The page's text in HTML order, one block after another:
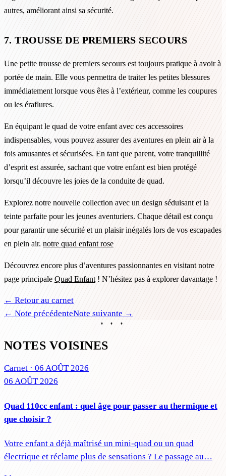
autres, améliorant ainsi sa sécurité.
7. TROUSSE DE PREMIERS SECOURS
Une petite trousse de premiers secours est toujours pratique à avoir à
portée de main. Elle vous permettra de traiter les petites blessures
immédiatement lorsque vous êtes à l’extérieur, comme les coupures
ou les éraflures.
En équipant le quad de votre enfant avec ces accessoires
indispensables, vous pouvez assurer des aventures en plein air à la
fois amusantes et sécurisées. En tant que parent, votre tranquillité
d’esprit est assurée, sachant que votre enfant est bien protégé
lorsqu’il découvre les joies de la conduite de quad.
Explorez notre nouvelle collection avec un design séduisant et la
teinte parfaite pour les jeunes aventuriers. Chaque détail est conçu
pour garantir une sécurité et un plaisir inégalés lors de vos escapades
en plein air. notre quad enfant rose
Découvrez encore plus d’aventures passionnantes en visitant notre
page principale Quad Enfant! N’hésitez pas à explorer davantage !
← Retour au carnet
← Note précédenteNote suivante →
* * *
NOTES VOISINES
Carnet · 06 AOÛT 2026
06 AOÛT 2026
Quad 110cc enfant : quel âge pour passer au thermique et
que choisir ?
Votre enfant a déjà maîtrisé un mini-quad ou un quad
électrique et réclame plus de sensations ? Le passage au…